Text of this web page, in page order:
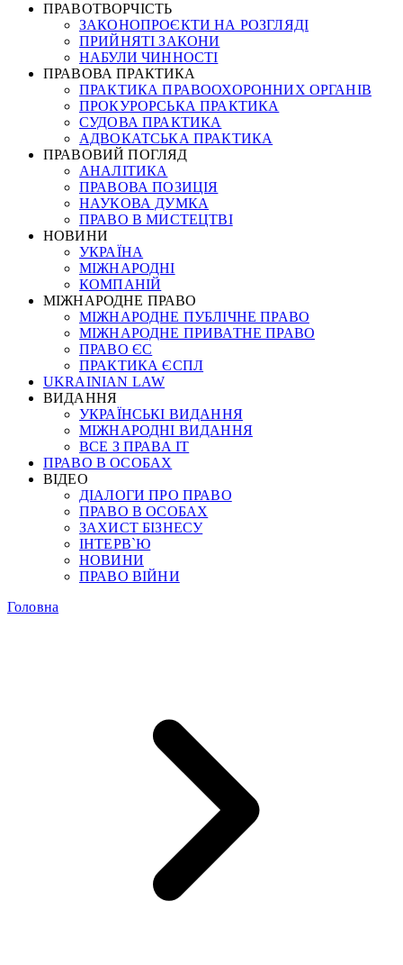
ПРАВОТВОРЧІСТЬ
ЗАКОНОПРОЄКТИ НА РОЗГЛЯДІ
ПРИЙНЯТІ ЗАКОНИ
НАБУЛИ ЧИННОСТІ
ПРАВОВА ПРАКТИКА
ПРАКТИКА ПРАВООХОРОННИХ ОРГАНІВ
ПРОКУРОРСЬКА ПРАКТИКА
СУДОВА ПРАКТИКА
АДВОКАТСЬКА ПРАКТИКА
ПРАВОВИЙ ПОГЛЯД
АНАЛІТИКА
ПРАВОВА ПОЗИЦІЯ
НАУКОВА ДУМКА
ПРАВО В МИСТЕЦТВІ
НОВИНИ
УКРАЇНА
МІЖНАРОДНІ
КОМПАНІЙ
МІЖНАРОДНЕ ПРАВО
МІЖНАРОДНЕ ПУБЛІЧНЕ ПРАВО
МІЖНАРОДНЕ ПРИВАТНЕ ПРАВО
ПРАВО ЄС
ПРАКТИКА ЄСПЛ
UKRAINIAN LAW
ВИДАННЯ
УКРАЇНСЬКІ ВИДАННЯ
МІЖНАРОДНІ ВИДАННЯ
ВСЕ З ПРАВА ІТ
ПРАВО В ОСОБАХ
ВІДЕО
ДІАЛОГИ ПРО ПРАВО
ПРАВО В ОСОБАХ
ЗАХИСТ БІЗНЕСУ
ІНТЕРВ`Ю
НОВИНИ
ПРАВО ВІЙНИ
Головна